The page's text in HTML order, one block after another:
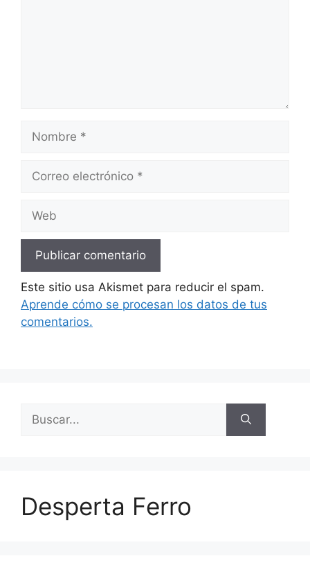
electrónico
Este sitio usa Akismet para reducir el spam.
Aprende cómo se procesan los datos de tus
comentarios.
Buscar:
Desperta Ferro